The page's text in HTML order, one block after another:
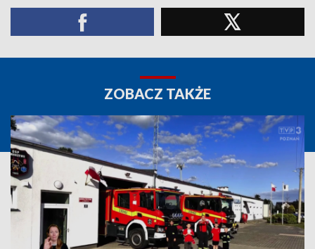
ZOBACZ TAKŻE